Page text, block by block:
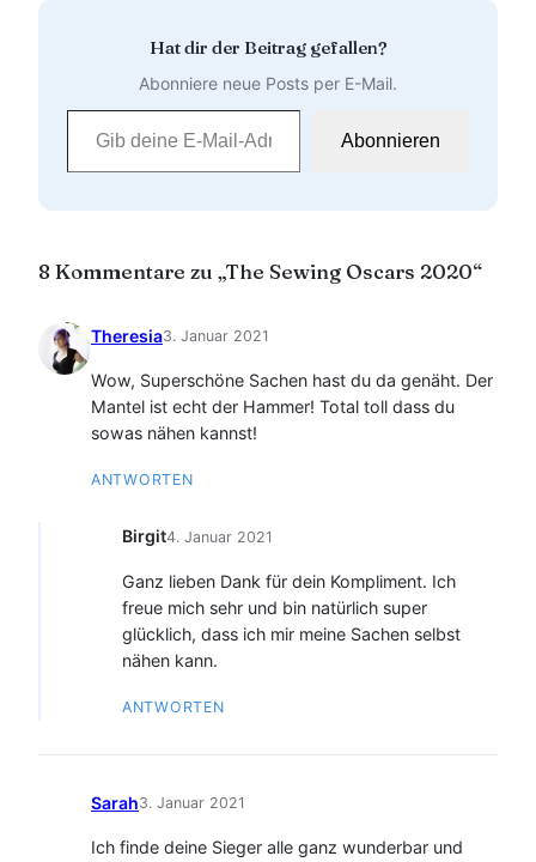
Hat dir der Beitrag gefallen?
Abonniere neue Posts per E-Mail.
Gib deine E-Mail-Adresse ein …
Abonnieren
8 Kommentare zu „The Sewing Oscars 2020“
Theresia3. Januar 2021
Wow, Superschöne Sachen hast du da genäht. Der
Mantel ist echt der Hammer! Total toll dass du
sowas nähen kannst!
ANTWORTEN
Birgit4. Januar 2021
Ganz lieben Dank für dein Kompliment. Ich
freue mich sehr und bin natürlich super
glücklich, dass ich mir meine Sachen selbst
nähen kann.
ANTWORTEN
Sarah3. Januar 2021
Ich finde deine Sieger alle ganz wunderbar und